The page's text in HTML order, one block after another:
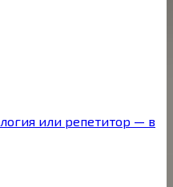
или репетитор — в